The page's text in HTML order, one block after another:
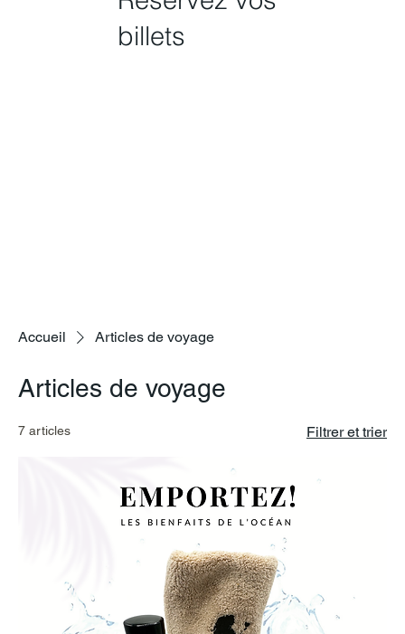
billets
Accueil Articles de voyage
Articles de voyage
7 articles Filtrer et trier